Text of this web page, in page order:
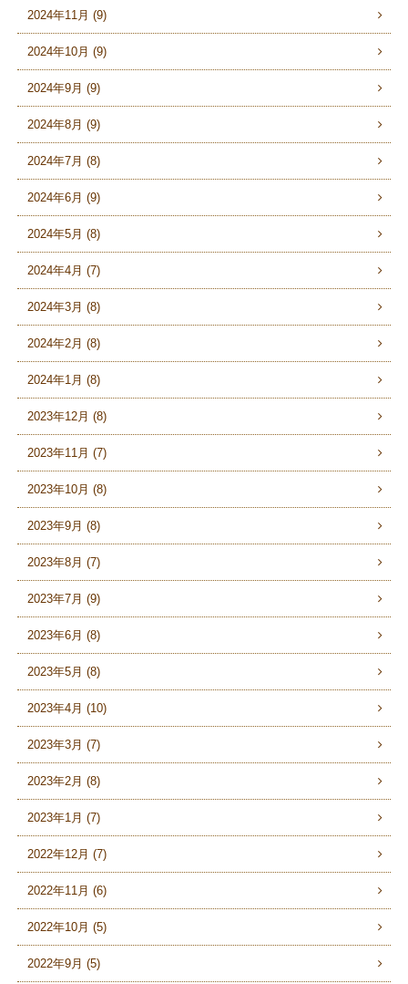
2024年11月 (9)
2024年10月 (9)
2024年9月 (9)
2024年8月 (9)
2024年7月 (8)
2024年6月 (9)
2024年5月 (8)
2024年4月 (7)
2024年3月 (8)
2024年2月 (8)
2024年1月 (8)
2023年12月 (8)
2023年11月 (7)
2023年10月 (8)
2023年9月 (8)
2023年8月 (7)
2023年7月 (9)
2023年6月 (8)
2023年5月 (8)
2023年4月 (10)
2023年3月 (7)
2023年2月 (8)
2023年1月 (7)
2022年12月 (7)
2022年11月 (6)
2022年10月 (5)
2022年9月 (5)